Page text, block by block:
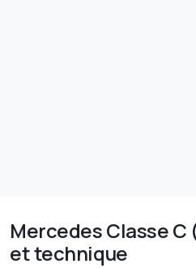
Mercedes Classe
et technique